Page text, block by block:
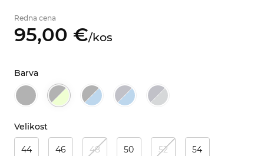
Redna cena
95,00 €/kos
Barva
Velikost
44 46 48 50 52 54